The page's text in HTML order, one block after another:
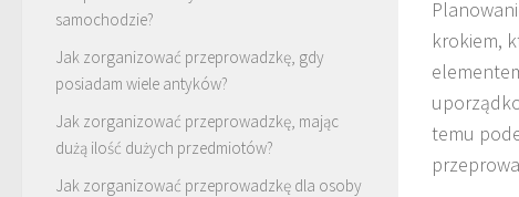
krokiem,
temu
samochodzie?
Jak zorganizować przeprowadzkę, gdy
posiadam wiele antyków?
Jak zorganizować przeprowadzkę, mając
dużą ilość dużych przedmiotów?
Jak zorganizować przeprowadzkę dla osoby